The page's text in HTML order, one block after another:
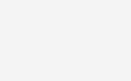
einen krönenden